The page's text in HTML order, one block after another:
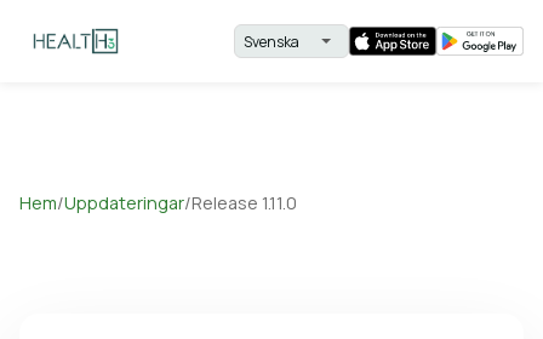
Hem/Uppdateringar/Release 1.11.0